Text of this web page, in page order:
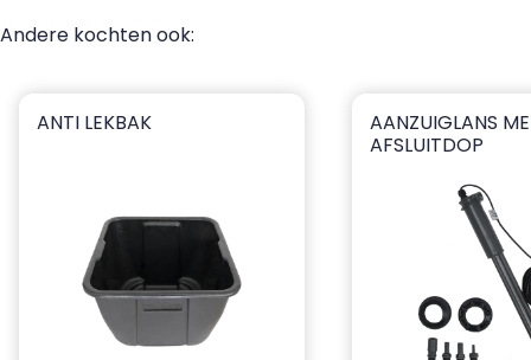
Andere kochten ook:
Anti lekbak
ANTI LEKBAK Aanzuiglans met
AANZUIGLANS
AFSLUITDOP